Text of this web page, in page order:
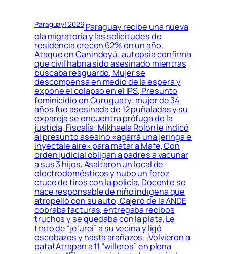
Paraguay! 2026Paraguay recibe una nueva
ola migratoria y las solicitudes de
residencia crecen 62% en un año,
Ataque en Canindeyú: autopsia confirma
que civil habría sido asesinado mientras
buscaba resguardo, Mujer se
descompensa en medio de la espera y
expone el colapso en el IPS, Presunto
feminicidio en Curuguaty: mujer de 34
años fue asesinada de 12 puñaladas y su
expareja se encuentra prófuga de la
justicia, Fiscalía: Mikhaela Rolón le indicó
al presunto asesino «agarrá una jeringa e
inyectale aire» para matar a Mafe, Con
orden judicial obligan a padres a vacunar
a sus 3 hijos, Asaltaron un local de
electrodomésticos y hubo un feroz
cruce de tiros con la policía, Docente se
hace responsable de niño indígena que
atropelló con su auto, Cajero de la ANDE
cobraba facturas, entregaba recibos
truchos y se quedaba con la plata, Le
trató de “je’urei” a su vecina y ligó
escobazos y hasta arañazos, ¡Volvieron a
pata! Atrapan a 11 “willeros” en plena